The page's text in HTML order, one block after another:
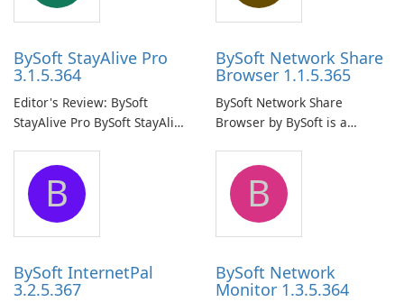
BySoft StayAlive Pro
3.1.5.364
Editor's Review: BySoft
StayAlive Pro BySoft StayAlive
application designed to
ensure the continuous and
uninterrupted operation of
your computer system.
BySoft Network Share
Browser 1.1.5.365
BySoft Network Share
Browser by BySoft is a
application that allows users
to easily browse and manage
shared folders on their
network.
B
BySoft InternetPal
3.2.5.367
B
BySoft Network
Monitor 1.3.5.364